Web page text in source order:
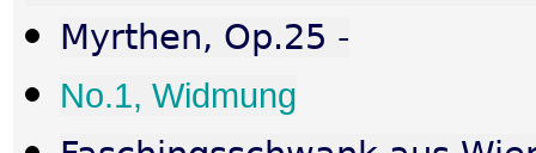
Myrthen, Op.25 -
No.1, Widmung